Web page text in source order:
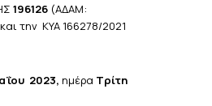
196126 (ΑΔΑΜ:
την ΚΥΑ 166278/2021
2023, ημέρα Τρίτη